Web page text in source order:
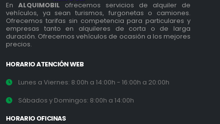
En ALQUIMOBIL ofrecemos servicios de alquiler de
vehículos, ya sean turismos, furgonetas o camiones.
Ofrecemos tarifas sin competencia para particulares y
empresas tanto en alquileres de corta o de larga
duración. Ofrecemos vehículos de ocasión a los mejores
precios.
HORARIO ATENCIÓN WEB
Lunes a Viernes: 8:00h a 14:00h - 16:00h a 20:00h
Sábados y Domingos: 8:00h a 14:00h
HORARIO OFICINAS